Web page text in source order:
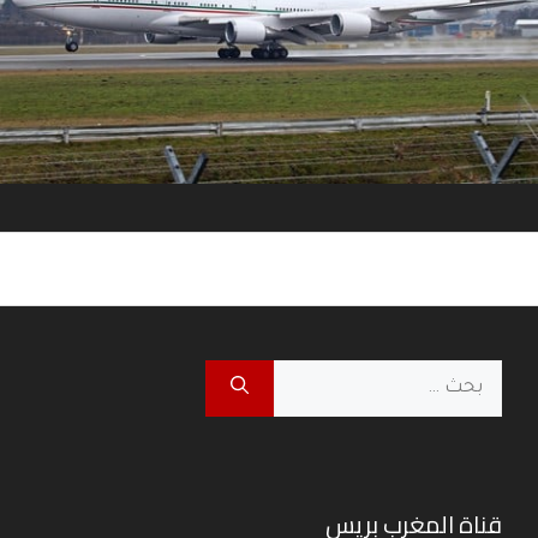
البحث
قناة المغرب بريس